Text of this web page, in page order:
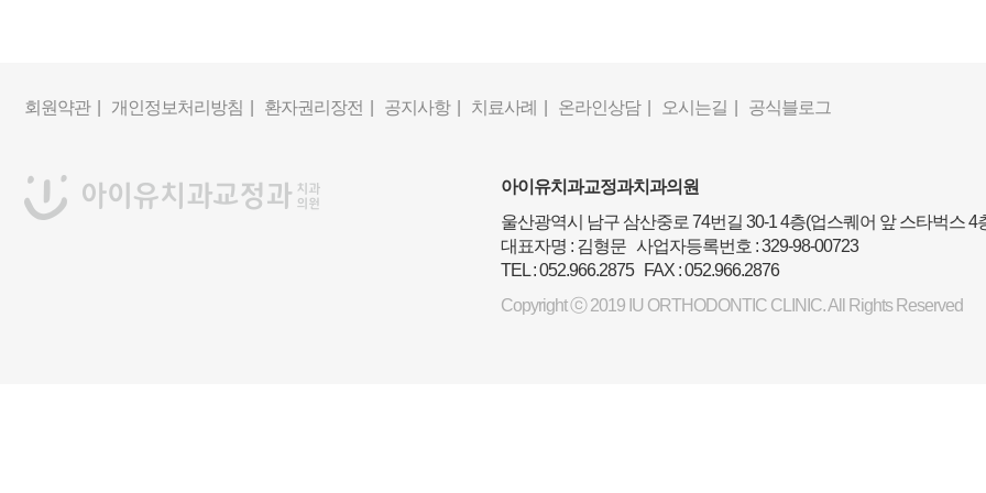
회원약관 | 개인정보처리방침 | 환자권리장전 | 공지사항 | 치료사례 | 온라인상담 | 오시는길 | 공식블로그
아이유치과교정과치과의원
울산광역시 남구 삼산중로 74번길 30-1 4층(업스퀘어 앞 스타벅스 4
대표자명 : 김형문 사업자등록번호 : 329-98-00723
TEL : 052.966.2875 FAX : 052.966.2876
Copyright ⓒ 2019 IU ORTHODONTIC CLINIC. All Rights Reserved